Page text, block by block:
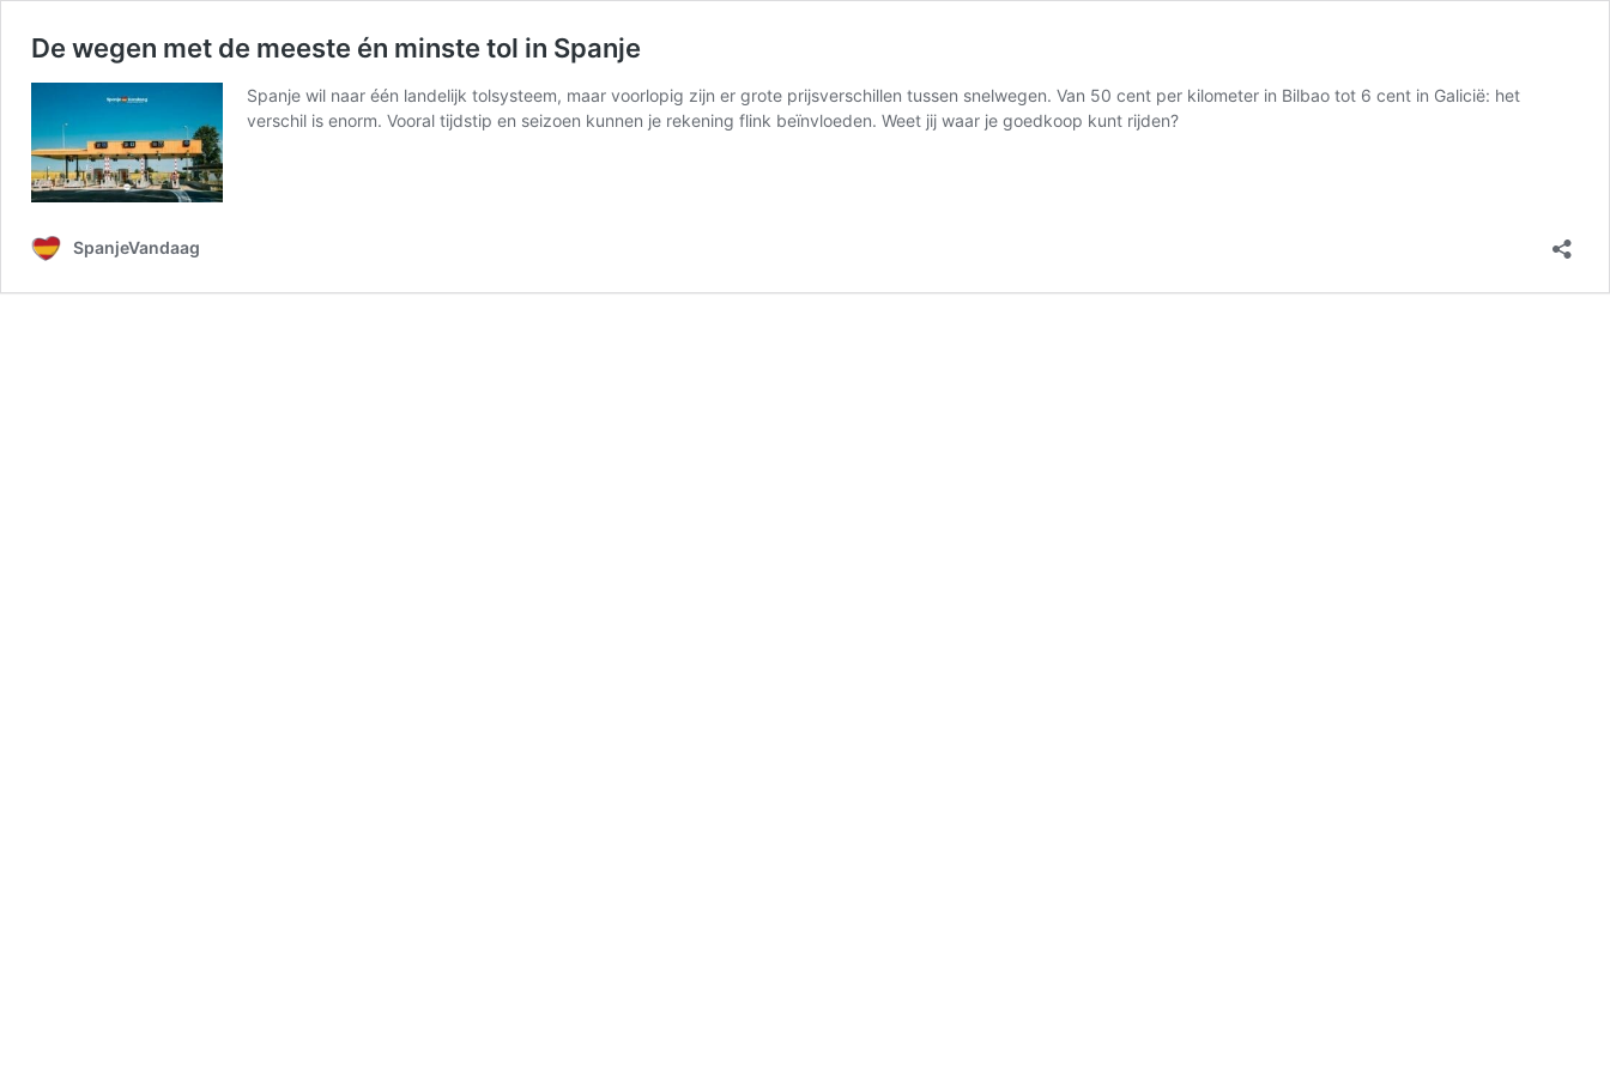
De wegen met de meeste én minste tol in Spanje
Spanje wil naar één landelijk tolsysteem, maar voorlopig zijn er grote prijsverschillen tussen snelwegen. Van 50 cent per kilometer in Bilbao tot 6 cent in Galicië: het
verschil is enorm. Vooral tijdstip en seizoen kunnen je rekening flink beïnvloeden. Weet jij waar je goedkoop kunt rijden?
SpanjeVandaag